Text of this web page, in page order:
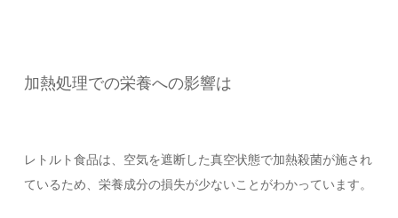
加熱処理での栄養への影響は
レトルト食品は、空気を遮断した真空状態で加熱殺菌が施され
ているため、栄養成分の損失が少ないことがわかっています。